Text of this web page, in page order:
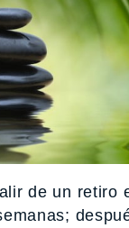
de un retiro